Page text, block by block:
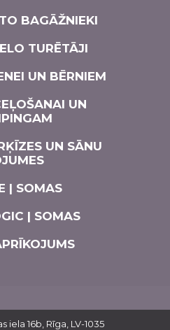
BAGĀŽNIEKI
TURĒTĀJI
UN BĒRNIEM
UN
UN SĀNU
| SOMAS
| SOMAS
iela 16b, Rīga, LV-1035